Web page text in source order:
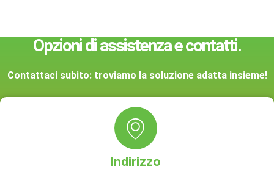
Opzioni di assistenza e contatti.
Contattaci subito: troviamo la soluzione adatta insieme!
Indirizzo